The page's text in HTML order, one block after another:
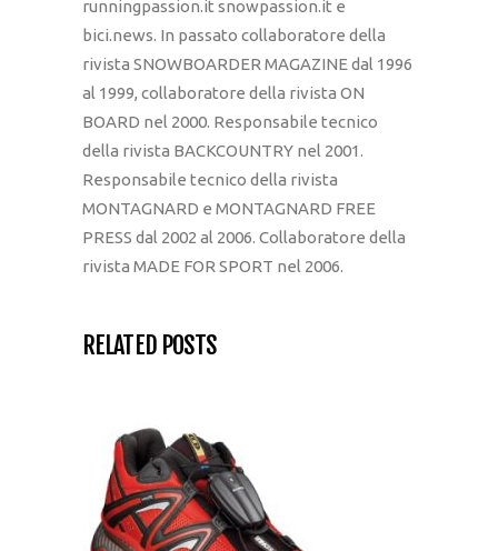
runningpassion.it snowpassion.it e
bici.news. In passato collaboratore della
rivista SNOWBOARDER MAGAZINE dal 1996
al 1999, collaboratore della rivista ON
BOARD nel 2000. Responsabile tecnico
della rivista BACKCOUNTRY nel 2001.
Responsabile tecnico della rivista
MONTAGNARD e MONTAGNARD FREE
PRESS dal 2002 al 2006. Collaboratore della
rivista MADE FOR SPORT nel 2006.
RELATED POSTS